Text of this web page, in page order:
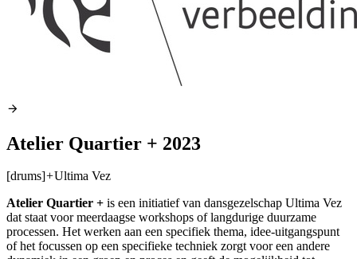
Atelier Quartier + 2023
[drums]+Ultima Vez
Atelier Quartier + is een initiatief van dansgezelschap Ultima Vez
dat staat voor meerdaagse workshops of langdurige duurzame
processen. Het werken aan een specifiek thema, idee-uitgangspunt
of het focussen op een specifieke techniek zorgt voor een andere